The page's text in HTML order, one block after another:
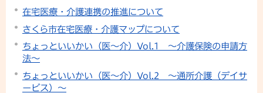
在宅医療・介護連携の推進について
さくら市在宅医療・介護マップについて
ちょっといいかい（医～介）Vol.1 ～介護保険の申請方
法～
ちょっといいかい（医～介）Vol.2 ～通所介護（デイサ
ービス）～